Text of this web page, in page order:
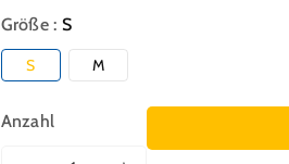
Größe : S
S M
Anzahl